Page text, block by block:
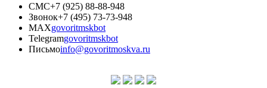
СМС+7 (925) 88-88-948
Звонок+7 (495) 73-73-948
MAXgovoritmskbot
Telegramgovoritmskbot
Письмоinfo@govoritmoskva.ru